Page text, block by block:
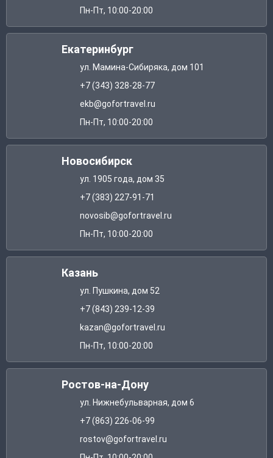
Пн-Пт, 10:00-20:00
Екатеринбург
ул. Мамина-Сибиряка, дом 101
+7 (343) 328-28-77
ekb@gofortravel.ru
Пн-Пт, 10:00-20:00
Новосибирск
ул. 1905 года, дом 35
+7 (383) 227-91-71
novosib@gofortravel.ru
Пн-Пт, 10:00-20:00
Казань
ул. Пушкина, дом 52
+7 (843) 239-12-39
kazan@gofortravel.ru
Пн-Пт, 10:00-20:00
Ростов-на-Дону
ул. Нижнебульварная, дом 6
+7 (863) 226-06-99
rostov@gofortravel.ru